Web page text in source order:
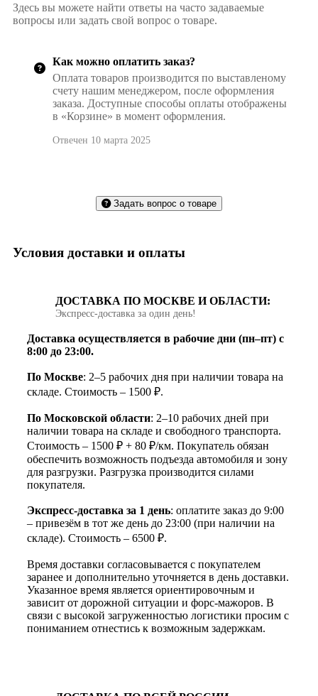
Здесь вы можете найти ответы на часто задаваемые
вопросы или задать свой вопрос о товаре.
Как можно оплатить заказ?
Оплата товаров производится по выставленому
счету нашим менеджером, после оформления
заказа. Доступные способы оплаты отображены
в «Корзине» в момент оформления.
Отвечен 10 марта 2025
Задать вопрос о товаре
Условия доставки и оплаты
ДОСТАВКА ПО МОСКВЕ И ОБЛАСТИ:
Экспресс‑доставка за один день!
Доставка осуществляется в рабочие дни (пн–пт) с
8:00 до 23:00.
По Москве: 2–5 рабочих дня при наличии товара на
складе. Стоимость – 1500 ₽.
По Московской области: 2–10 рабочих дней при
наличии товара на складе и свободного транспорта.
Стоимость – 1500 ₽ + 80 ₽/км. Покупатель обязан
обеспечить возможность подъезда автомобиля и зону
для разгрузки. Разгрузка производится силами
покупателя.
Экспресс-доставка за 1 день: оплатите заказ до 9:00
– привезём в тот же день до 23:00 (при наличии на
складе). Стоимость – 6500 ₽.
Время доставки согласовывается с покупателем
заранее и дополнительно уточняется в день доставки.
Указанное время является ориентировочным и
зависит от дорожной ситуации и форс-мажоров. В
связи с высокой загруженностью логистики просим с
пониманием отнестись к возможным задержкам.